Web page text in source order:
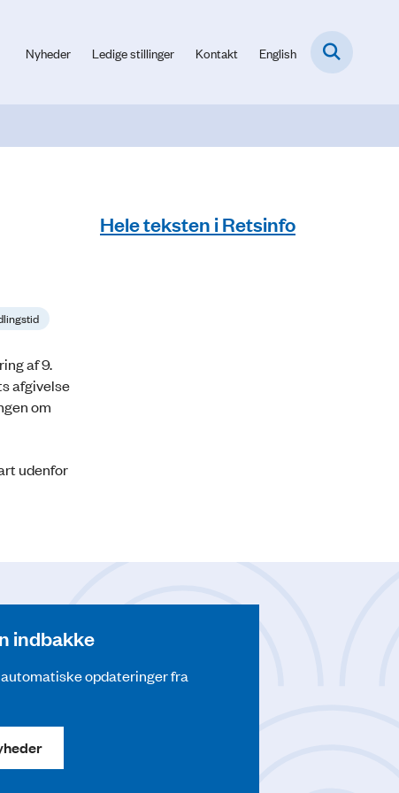
Nyheder Ledige stillinger Kontakt English
af 9.
afgivelse
om
udenfor
Hele teksten i Retsinfo
indbakke
opdateringer fra